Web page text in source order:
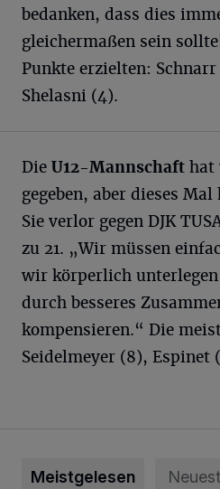
bedanken, dass dies
gleichermaßen sein
Punkte erzielten:
Shelasni (4).
Die U12-Mannschaft hat
gegeben, aber dieses
Sie verlor gegen DJK
zu 21. „Wir müssen
wir körperlich
durch besseres
kompensieren.“ Die
Seidelmeyer (8), Espinet
Meistgelesen